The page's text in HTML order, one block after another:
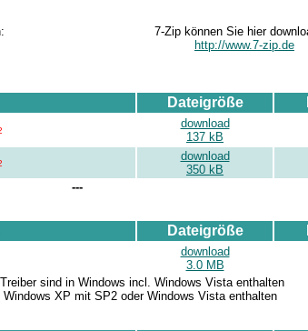
7-Zip können Sie hier
http://www.7-zip.de
Dateigröße
download
137 kB
download
350 kB
---
Dateigröße
download
3.0 MB
sind in Windows incl. Windows Vista enthalten
XP mit SP2 oder Windows Vista enthalten